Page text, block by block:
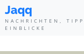
Jaqq -
Jaqq
NACHRICHTEN,
EINBLICKE